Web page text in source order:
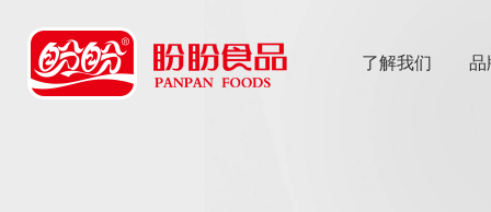
了解我们 品